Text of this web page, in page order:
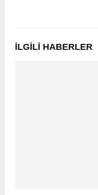
İLGILI HABERLER